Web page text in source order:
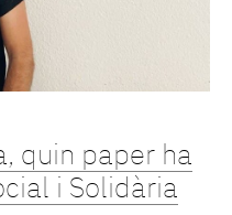
quin paper ha
i Solidària